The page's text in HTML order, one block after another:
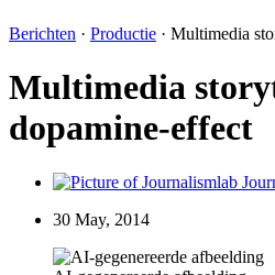
Berichten · Productie · Multimedia
Multimedia
dopamine-effect
30 May, 2014